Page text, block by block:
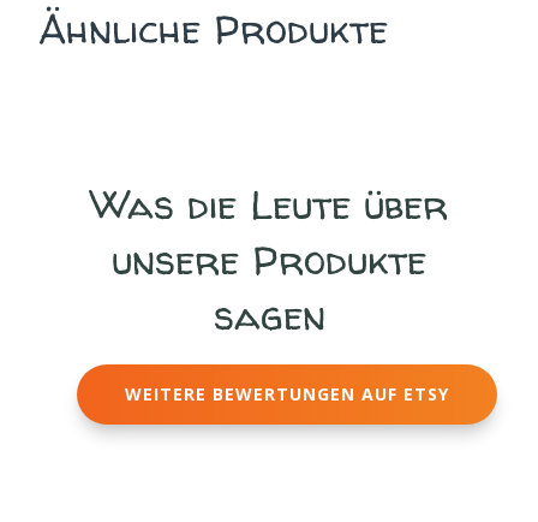
Ähnliche Produkte
Was die Leute über
unsere Produkte
sagen
WEITERE BEWERTUNGEN AUF ETSY